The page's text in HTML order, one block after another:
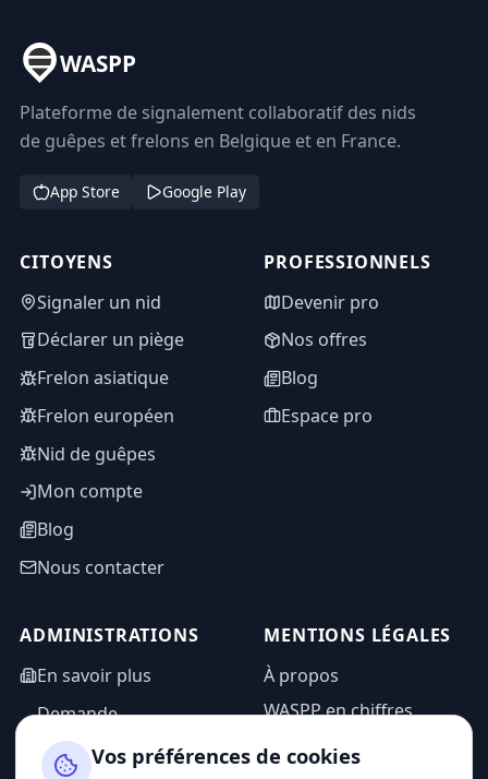
WASPP
Plateforme de signalement collaboratif des nids
de guêpes et frelons en Belgique et en France.
App Store Google Play
CITOYENS
Signaler un nid
Déclarer un piège
Frelon asiatique
Frelon européen
Nid de guêpes
Mon compte
Blog
Nous contacter
PROFESSIONNELS
Devenir pro
Nos offres
Blog
Espace pro
ADMINISTRATIONS
En savoir plus
Demande
d'information
Espace admin
MENTIONS LÉGALES
À propos
WASPP en chiffres
Mentions légales
Vos préférences de cookies